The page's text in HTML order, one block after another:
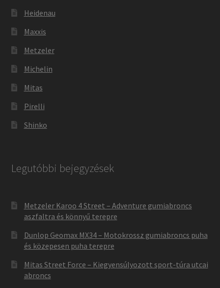
Heidenau
Maxxis
Metzeler
Michelin
Mitas
Pirelli
Shinko
Legutóbbi bejegyzések
Metzeler Karoo 4 Street – Adventure gumiabroncs
aszfaltra és könnyű terepre
Dunlop Geomax MX34 – Motokrossz gumiabroncs puha
és közepesen puha terepre
Mitas Street Force – Kiegyensúlyozott sport-túra utcai
abroncs